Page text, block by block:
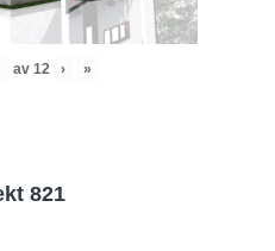
av 12 › »
821